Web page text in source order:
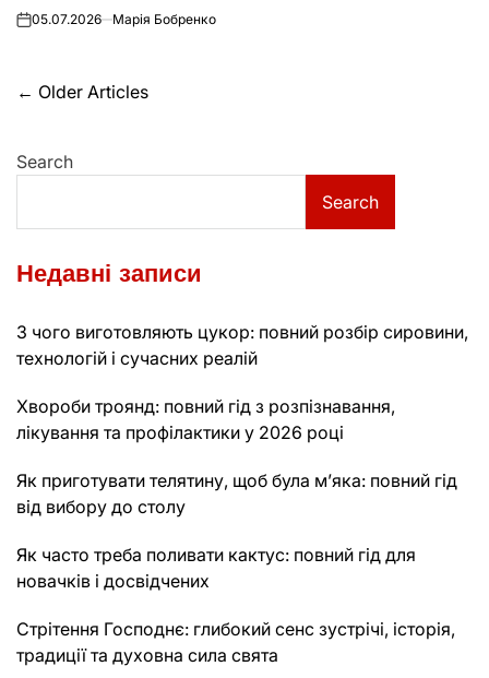
on05.07.2026 Марія Бобренко
Posts
← Older Articles
Search
Search
Недавні записи
З чого виготовляють цукор: повний розбір сировини,
технологій і сучасних реалій
Хвороби троянд: повний гід з розпізнавання,
лікування та профілактики у 2026 році
Як приготувати телятину, щоб була м’яка: повний гід
від вибору до столу
Як часто треба поливати кактус: повний гід для
новачків і досвідчених
Стрітення Господнє: глибокий сенс зустрічі, історія,
традиції та духовна сила свята